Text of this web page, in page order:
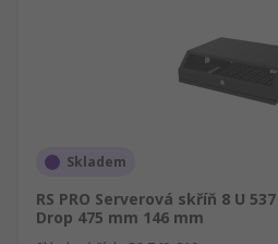
Skladem
RS PRO Serverová skříň 8 U
Drop 475 mm 146 mm